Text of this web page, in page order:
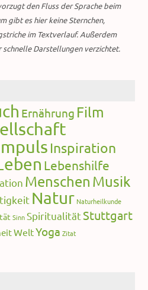
den Fluss der Sprache beim
gibt es hier keine Sternchen,
im Textverlauf. Außerdem
Darstellungen verzichtet.
Ernährung Film
Inspiration
Lebenshilfe
Menschen Musik
Natur Naturheilkunde
Sinn SpiritualitätStuttgart
WeltYoga Zitat